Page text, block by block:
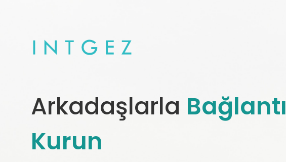
Arkadaşlarla Bağlantı
Kurun